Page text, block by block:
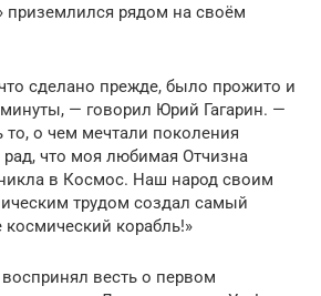
приземлился рядом на своём
сделано прежде, было прожито и
— говорил Юрий Гагарин. —
о чем мечтали поколения
что моя любимая Отчизна
в Космос. Наш народ своим
трудом создал самый
корабль!»
весть о первом